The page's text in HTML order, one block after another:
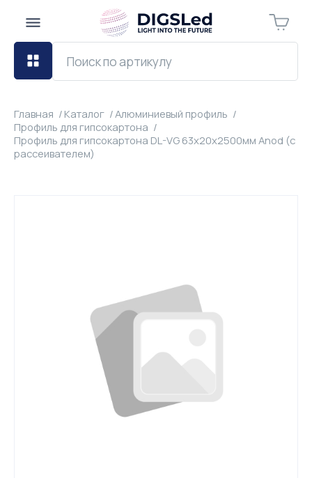
Главная Каталог
Алюминиевый профиль
Профиль для гипсокартона
Профиль для гипсокартона DL-VG 63х20х2500мм Anod (с
рассеивателем)